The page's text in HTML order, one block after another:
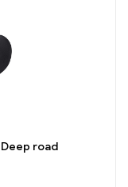
road